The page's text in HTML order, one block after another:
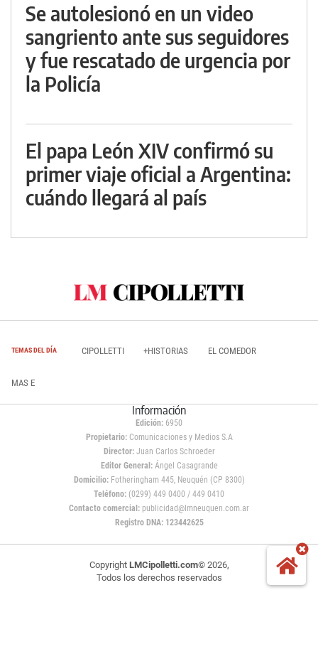
Se autolesionó en un video
sangriento ante sus seguidores
y fue rescatado de urgencia por
la Policía
El papa León XIV confirmó su
primer viaje oficial a Argentina:
cuándo llegará al país
TEMAS DEL DÍA CIPOLLETTI +HISTORIAS EL COMEDOR
MAS E
Información
Edición: 6950
Propietario:Comunicaciones y Medios S.A
Director: Juan Carlos Schroeder
Editor General:Ángel Casagrande
Domicilio:Fotheringham 445, Neuquén (CP 8300)
Teléfono: (0299) 449 0400 / 449 0410
Contacto comercial: publicidad@lmneuquen.com.ar
Registro DNA: 123442625
Copyright LMCipolletti.com© 2026,
Todos los derechos reservados